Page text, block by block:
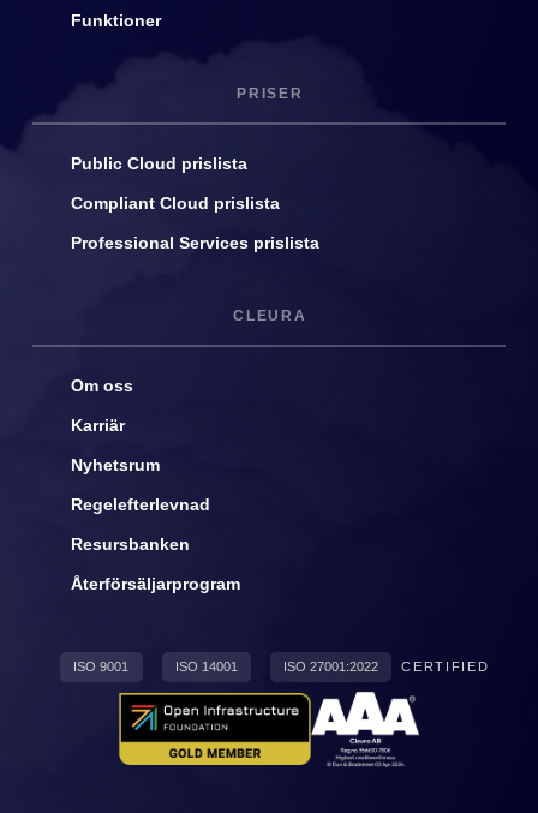
Funktioner
PRISER
Public Cloud prislista
Compliant Cloud prislista
Professional Services prislista
CLEURA
Om oss
Karriär
Nyhetsrum
Regelefterlevnad
Resursbanken
Återförsäljarprogram
ISO 9001 ISO 14001 ISO 27001:2022 CERTIFIED